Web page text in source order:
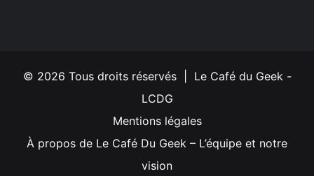
© 2026 Tous droits réservés | Le Café du Geek -
LCDG
Mentions légales
À propos de Le Café Du Geek – L’équipe et notre
vision